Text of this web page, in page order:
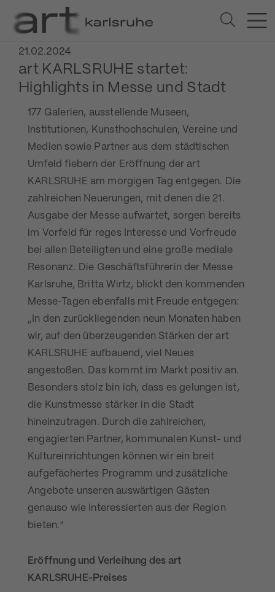
21.02.2024
art KARLSRUHE startet:
Highlights in Messe und Stadt
177 Galerien, ausstellende Museen,
Institutionen, Kunsthochschulen, Vereine und
Medien sowie Partner aus dem städtischen
Umfeld fiebern der Eröffnung der art
KARLSRUHE am morgigen Tag entgegen. Die
zahlreichen Neuerungen, mit denen die 21.
Ausgabe der Messe aufwartet, sorgen bereits
im Vorfeld für reges Interesse und Vorfreude
bei allen Beteiligten und eine große mediale
Resonanz. Die Geschäftsführerin der Messe
Karlsruhe, Britta Wirtz, blickt den kommenden
Messe-Tagen ebenfalls mit Freude entgegen:
„In den zurückliegenden neun Monaten haben
wir, auf den überzeugenden Stärken der art
KARLSRUHE aufbauend, viel Neues
angestoßen. Das kommt im Markt positiv an.
Besonders stolz bin ich, dass es gelungen ist,
die Kunstmesse stärker in die Stadt
hineinzutragen. Durch die zahlreichen,
engagierten Partner, kommunalen Kunst- und
Kultureinrichtungen können wir ein breit
aufgefächertes Programm und zusätzliche
Angebote unseren auswärtigen Gästen
genauso wie Interessierten aus der Region
bieten.“
Eröffnung und Verleihung des art
KARLSRUHE-Preises